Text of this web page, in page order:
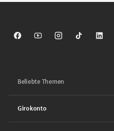
Sparkasse auf Facebook
Sparkasse auf Youtube
Sparkasse auf
Sparkasse
Beliebte Themen
Girokonto